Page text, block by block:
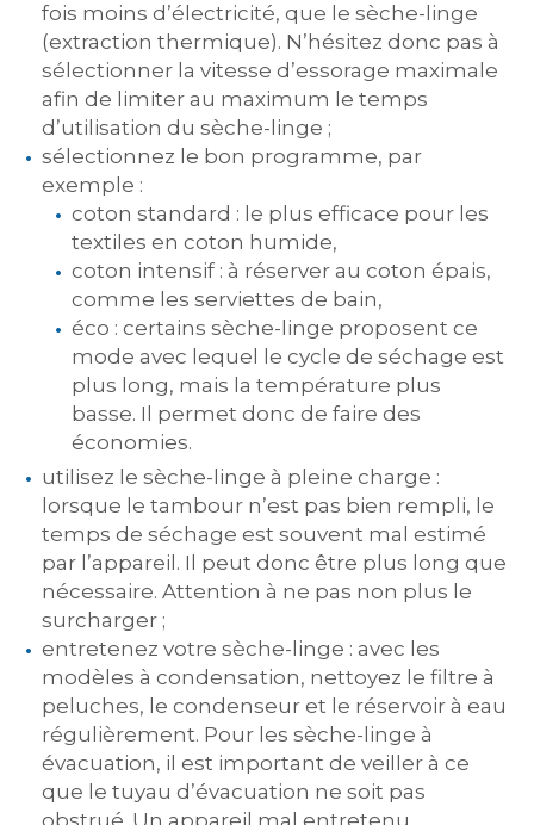
fois moins d’électricité, que le sèche-linge
(extraction thermique). N’hésitez donc pas à
sélectionner la vitesse d’essorage maximale
afin de limiter au maximum le temps
d’utilisation du sèche-linge ;
sélectionnez le bon programme, par
exemple :
coton standard : le plus efficace pour les
textiles en coton humide,
coton intensif : à réserver au coton épais,
comme les serviettes de bain,
éco : certains sèche-linge proposent ce
mode avec lequel le cycle de séchage est
plus long, mais la température plus
basse. Il permet donc de faire des
économies.
utilisez le sèche-linge à pleine charge :
lorsque le tambour n’est pas bien rempli, le
temps de séchage est souvent mal estimé
par l’appareil. Il peut donc être plus long que
nécessaire. Attention à ne pas non plus le
surcharger ;
entretenez votre sèche-linge : avec les
modèles à condensation, nettoyez le filtre à
peluches, le condenseur et le réservoir à eau
régulièrement. Pour les sèche-linge à
évacuation, il est important de veiller à ce
que le tuyau d’évacuation ne soit pas
obstrué. Un appareil mal entretenu